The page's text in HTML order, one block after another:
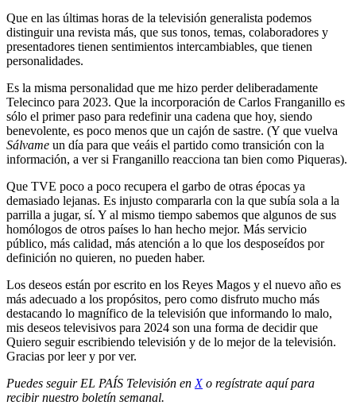
Que en las últimas horas de la televisión generalista podemos
distinguir una revista más, que sus tonos, temas, colaboradores y
presentadores tienen sentimientos intercambiables, que tienen
personalidades.
Es la misma personalidad que me hizo perder deliberadamente
Telecinco para 2023. Que la incorporación de Carlos Franganillo es
sólo el primer paso para redefinir una cadena que hoy, siendo
benevolente, es poco menos que un cajón de sastre. (Y que vuelva
Sálvame un día para que veáis el partido como transición con la
información, a ver si Franganillo reacciona tan bien como Piqueras).
Que TVE poco a poco recupera el garbo de otras épocas ya
demasiado lejanas. Es injusto compararla con la que subía sola a la
parrilla a jugar, sí. Y al mismo tiempo sabemos que algunos de sus
homólogos de otros países lo han hecho mejor. Más servicio
público, más calidad, más atención a lo que los desposeídos por
definición no quieren, no pueden haber.
Los deseos están por escrito en los Reyes Magos y el nuevo año es
más adecuado a los propósitos, pero como disfruto mucho más
destacando lo magnífico de la televisión que informando lo malo,
mis deseos televisivos para 2024 son una forma de decidir que
Quiero seguir escribiendo televisión y de lo mejor de la televisión.
Gracias por leer y por ver.
Puedes seguir EL PAÍS Televisión en Xo regístrate aquí para
recibirnuestro boletín semanal.